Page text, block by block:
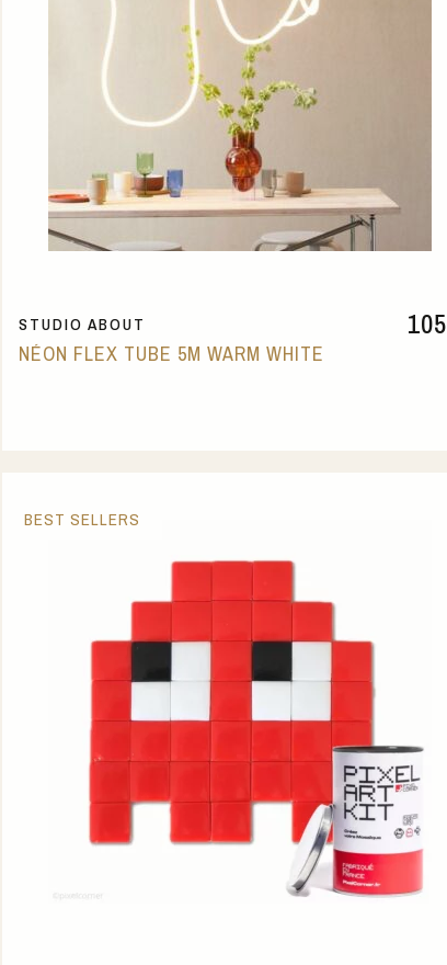
105
STUDIO ABOUT
NÉON FLEX TUBE 5M WARM WHITE
BEST SELLERS